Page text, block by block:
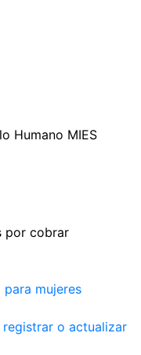
para mujeres
registrar o actualizar